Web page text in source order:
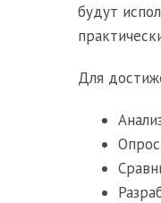
будут
Для